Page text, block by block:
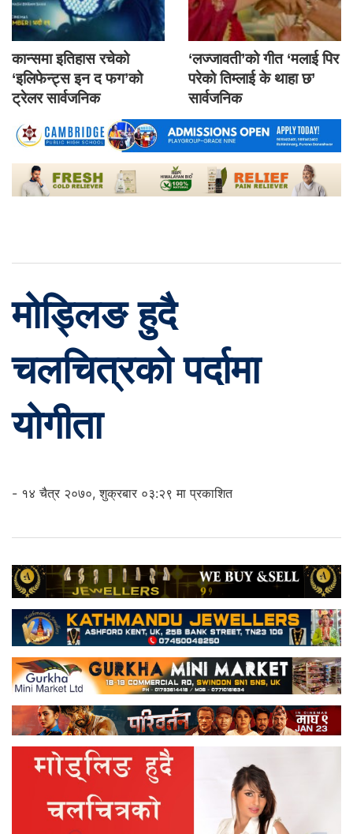
कान्समा इतिहास रचेको
‘इलिफेन्ट्स इन द फग’को
ट्रेलर सार्वजनिक
‘लज्जावती’को गीत ‘मलाई पिर
परेको तिम्लाई के थाहा छ’
सार्वजनिक
मोड्लिङ हुदै
चलचित्रको पर्दामा
योगीता
- १४ चैत्र २०७०, शुक्रबार ०३:२९ मा प्रकाशित